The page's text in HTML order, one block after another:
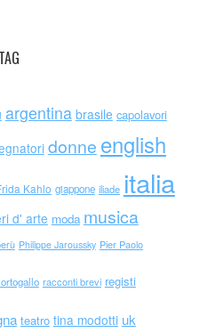
TAG
argentina brasile capolavori
donne english
Kahlo giappone iliade italia
d' arte moda musica
Philippe Jaroussky Pier Paolo
racconti brevi registi
teatro tina modotti uk